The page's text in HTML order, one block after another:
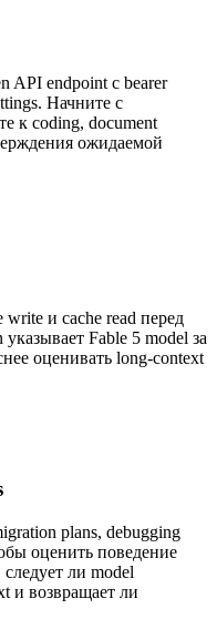
API endpoint с bearer
Начните с
к coding, document
ожидаемой
и cache read перед
Fable 5 model за
оценивать long-context
plans, debugging
оценить поведение
ли model
и возвращает ли